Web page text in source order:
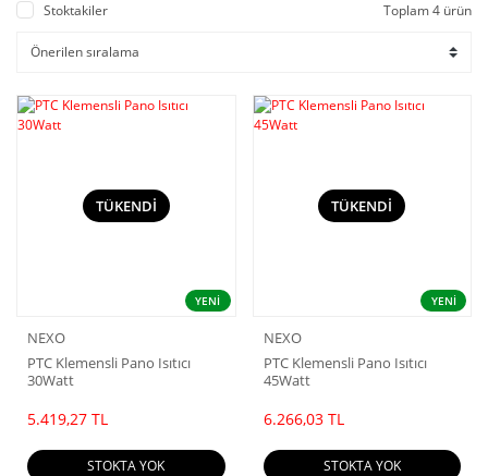
Stoktakiler Toplam 4 ürün
YENİ
TÜKENDİ
NEXO
PTC Klemensli Pano Isıtıcı
30Watt
5.419,27 TL
STOKTA YOK
YENİ
TÜKENDİ
NEXO
PTC Klemensli Pano Isıtıcı
45Watt
6.266,03 TL
STOKTA YOK